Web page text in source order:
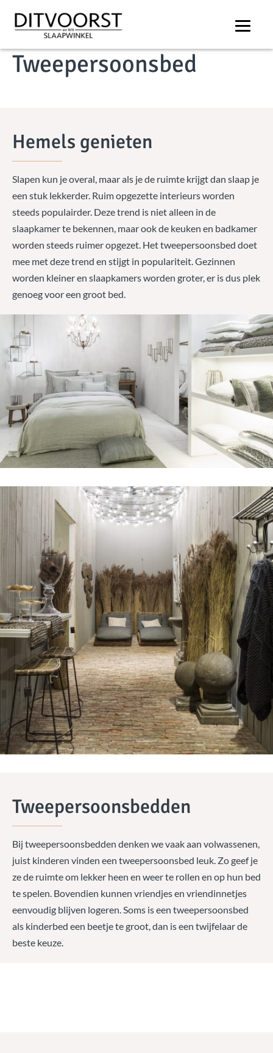
COLLECTIE
Tweepersoonsbed
Hemels genieten
Slapen kun je overal, maar als je de ruimte krijgt dan slaap je
een stuk lekkerder. Ruim opgezette interieurs worden
steeds populairder. Deze trend is niet alleen in de
slaapkamer te bekennen, maar ook de keuken en badkamer
worden steeds ruimer opgezet. Het tweepersoonsbed doet
mee met deze trend en stijgt in populariteit. Gezinnen
worden kleiner en slaapkamers worden groter, er is dus plek
genoeg voor een groot bed.
Tweepersoonsbedden
Bij tweepersoonsbedden denken we vaak aan volwassenen,
juist kinderen vinden een tweepersoonsbed leuk. Zo geef je
ze de ruimte om lekker heen en weer te rollen en op hun bed
te spelen. Bovendien kunnen vriendjes en vriendinnetjes
eenvoudig blijven logeren. Soms is een tweepersoonsbed
als kinderbed een beetje te groot, dan is een twijfelaar de
beste keuze.